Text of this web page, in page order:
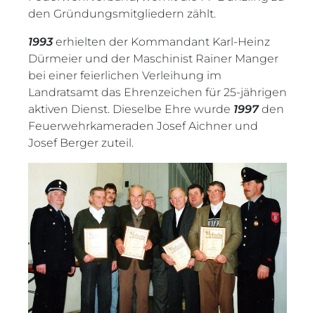
den Gründungsmitgliedern zählt.
1993erhielten der Kommandant Karl-Heinz
Dürmeier und der Maschinist Rainer Manger
bei einer feierlichen Verleihung im
Landratsamt das Ehrenzeichen für 25-jährigen
aktiven Dienst. Dieselbe Ehre wurde 1997den
Feuerwehrkameraden Josef Aichner und
Josef Berger zuteil.